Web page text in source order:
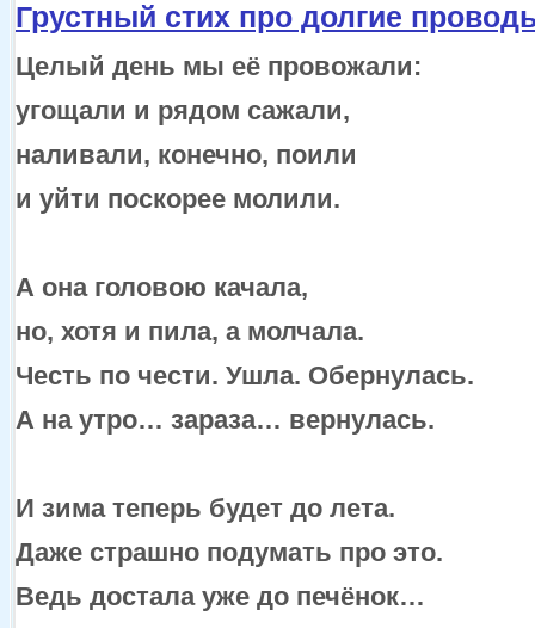
Грустный стих про долгие
Целый день мы её провожали:
угощали и рядом сажали,
наливали, конечно, поили
и уйти поскорее молили.
А она головою качала,
но, хотя и пила, а молчала.
Честь по чести. Ушла. Обернулась.
А на утро… зараза… вернулась.
И зима теперь будет до лета.
Даже страшно подумать про это.
Ведь достала уже до печёнок…